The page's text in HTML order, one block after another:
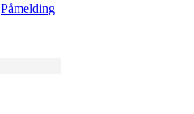
Påmelding